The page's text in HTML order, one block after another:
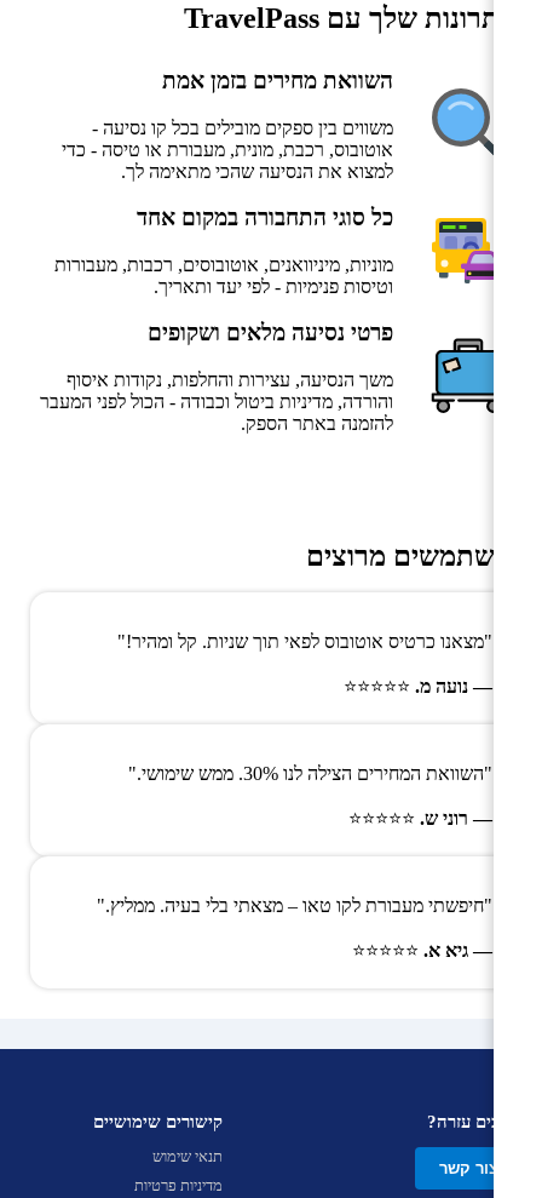
היתרונות שלך עם TravelPass
השוואת מחירים בזמן אמת
משווים בין ספקים מובילים בכל קו נסיעה -
אוטובוס, רכבת, מונית, מעבורת או טיסה - כדי
למצוא את הנסיעה שהכי מתאימה לך.
כל סוגי התחבורה במקום אחד
מוניות, מיניוואנים, אוטובוסים, רכבות, מעבורות
וטיסות פנימיות - לפי יעד ותאריך.
פרטי נסיעה מלאים ושקופים
משך הנסיעה, עצירות והחלפות, נקודות איסוף
והורדה, מדיניות ביטול וכבודה - הכול לפני המעבר
להזמנה באתר הספק.
משתמשים מרוצים
"מצאנו כרטיס אוטובוס לפאי תוך שניות. קל ומהיר!"
— נועה מ. ⭐⭐⭐⭐⭐
"השוואת המחירים הצילה לנו 30%. ממש שימושי."
— רוני ש. ⭐⭐⭐⭐⭐
"חיפשתי מעבורת לקו טאו – מצאתי בלי בעיה. ממליץ."
— גיא א. ⭐⭐⭐⭐⭐
צריכים עזרה?
צור קשר
קישורים שימושיים
תנאי שימוש
מדיניות פרטיות